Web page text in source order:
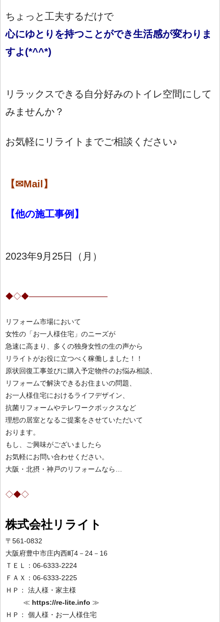
ちょっと工夫するだけで
心にゆとりを持つことができ生活感が変わりま
すよ(*^^*)
リラックスできる自分好みのトイレ空間にして
みませんか？
お気軽にリライトまでご相談ください♪
【✉Mail】
【他の施工事例】
2023年9月25日（月）
◆◇◆——————————
リフォーム市場において
女性の「お一人様住宅」のニーズが
急速に高まり、多くの独身女性の生の声から
リライトがお役に立つべく稼働しました！！
原状回復工事並びに購入予定物件のお悩み相談、
リフォームで解決できるお住まいの問題、
お一人様住宅におけるライフデザイン、
抗菌リフォームやテレワークボックスなど
理想の居室となるご提案をさせていただいて
おります。
もし、ご興味がございましたら
お気軽にお問い合わせください。
大阪・北摂・神戸のリフォームなら…
◇◆◇
株式会社リライト
〒561-0832
大阪府豊中市庄内西町4－24－16
ＴＥＬ：06-6333-2224
ＦＡＸ：06-6333-2225
ＨＰ： 法人様・家主様
≪ https://re-lite.info ≫
ＨＰ： 個人様・お一人様住宅